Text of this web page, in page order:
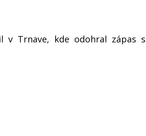
v Trnave, kde odohral zápas s